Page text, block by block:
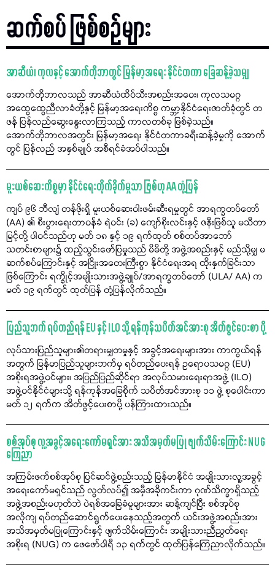
ဆက်စပ် ဖြစ်စဉ်များ
အာဆီယံ၊ ကုလနှင့် အောက်တိုဘာတွင် မြန်မာ့အရေး နိုင်ငံတကာ ခြေဆန့်ခဲ့သမျှ
အောက်တိုဘာလသည် အာဆီယံထိပ်သီးအစည်းအဝေး၊ ကုလသမဂ္ဂ
အထွေထွေညီလာခံတို့နှင့် မြန်မာ့အရေးကိစ္စ ကမ္ဘာ့နိုင်ငံရေးဇာတ်ခုံတွင် တ
ဖန် ပြန်လည်ဆွေးနွေးလာကြသည့် ကာလတစ်ခု ဖြစ်ခဲ့သည်။
အောက်တိုဘာလအတွင်း မြန်မာ့အရေး နိုင်ငံတကာခရီးဆန့်ခဲ့မှုကို အောက်
တွင် ပြန်လည် အနှစ်ချုပ် အစီရင်ခံအပ်ပါသည်။
မူးယစ်ဆေးကိစ္စမှာ နိုင်ငံရေးတိုက်ခိုက်မှုသာ ဖြစ်ဟု AA တုံ့ပြန်
ကျပ် ၉၆ ဘီလျံ တန်ဖိုးရှိ မူးယစ်ဆေးဝါးဖမ်းဆီးရမှုတွင် အာရက္ခတပ်တော်
(AA) ၏ စီးပွားရေးတာဝန်ခံ ရဲဝင်း (ခ) ကျော်စိုးလင်းနှင့် ဇနီးဖြစ်သူ မသီတာ
မြင့်တို့ ပါဝင်သည်ဟု မတ် ၁၈ နှင့် ၁၉ ရက်ထုတ် စစ်တပ်အာဘော်
သတင်းစာများ၌ ထည့်သွင်းဖော်ပြမှုသည် မိမိတို့ အဖွဲ့အစည်းနှင့် မည်သို့မျှ မ
ဆက်စပ်ကြောင်းနှင့် အငြိုးအတေးကြီးစွာ နိုင်ငံရေးအရ ထိုးနှက်ခြင်းသာ
ဖြစ်ကြောင်း ရက္ခိုင့်အမျိုးသားအဖွဲ့ချုပ်/အာရက္ခတပ်တော် (ULA/ AA) က
မတ် ၁၉ ရက်တွင် ထုတ်ပြန် တုံ့ပြန်လိုက်သည်။
ပြည်သူဘက် ရပ်တည်ရန် EU နှင့် ILO သို့ ရန်ကုန်သပိတ်အင်အားစု အိတ်ဖွင်ပေးစာ ပို့
လုပ်သားပြည်သူများ၏တရားမျှတမှုနှင့် အခွင့်အရေးများအား ကာကွယ်ရန်
အတွက် မြန်မာပြည်သူများဘက်မှ ရပ်တည်ပေးရန် ဥရောပသမဂ္ဂ (EU)
အစိုးရအဖွဲ့ဝင်များ၊ အပြည်ပြည်ဆိုင်ရာ အလုပ်သမားရေးရာအဖွဲ့ (ILO)
အဖွဲ့ဝင်နိုင်ငံများသို့ ရန်ကုန်အခြေစိုက် သပိတ်အင်အားစု ၁၁ ဖွဲ့ စုပေါင်းကာ
မတ် ၁၂ ရက်က အိတ်ဖွင့်ပေးစာပို့ ပန်ကြားထားသည်။
စစ်အုပ်စု လူ့အခွင့်အရေးကော်မရှင်အား အသိအမှတ်မပြု ဖျက်သိမ်းကြောင်း NUG
ကြေညာ
အကြမ်းဖက်စစ်အုပ်စု ပြင်ဆင်ဖွဲ့စည်းသည့် မြန်မာနိုင်ငံ အမျိုးသားလူ့အခွင့်
အရေးကော်မရှင်သည် လွတ်လပ်၍ အမှီအခိုကင်းကာ ဂုဏ်သိက္ခာရှိသည့်
အဖွဲ့အစည်းမဟုတ်ဘဲ ပဲရစ်အခြေခံမူများအား ဆန့်ကျင်ပြီး စစ်အုပ်စု
အလိုကျ ရပ်တည်ဆောင်ရွက်ပေးနေသည့်အတွက် ယင်းအဖွဲ့အစည်းအား
အသိအမှတ်မပြုကြောင်းနှင့် ဖျက်သိမ်းကြောင်း အမျိုးသားညီညွတ်ရေး
အစိုးရ (NUG) က ဖေဖော်ဝါရီ ၁၃ ရက်တွင် ထုတ်ပြန်ကြေညာလိုက်သည်။